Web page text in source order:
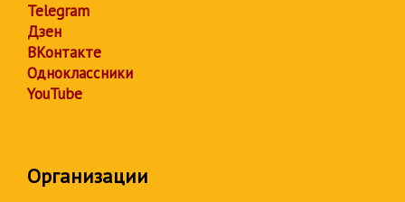
Telegram
Дзен
ВКонтакте
Одноклассники
YouTube
Организации